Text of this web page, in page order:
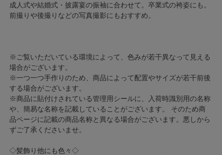
成人式や結婚式・披露宴の振袖に合わせて。卒業式の袴姿にも。
前撮りや後撮りなどの写真撮影にもおすすめ。
※ご覧いただいている環境によって、色みが若干異なって見える
場合がございます。
※一つ一つ手作りのため、商品によって配置やサイズが若干前後
する場合がございます。
※商品に貼付けされている管理用シールに、入荷時識別用の名称
や、簡易な名称を記載していることがございます。 そのため商
品ページに記載の商品名称と異なる場合がございます。悪しから
ずご了承くださいませ。
◇髪飾り他にも色々◇